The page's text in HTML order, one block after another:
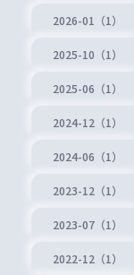
2026-01（1）
2025-10（1）
2025-06（1）
2024-12（1）
2024-06（1）
2023-12（1）
2023-07（1）
2022-12（1）